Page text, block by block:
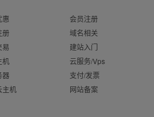
惠
册
易
机
器
主机
会员注册
域名相关
建站入门
云服务/Vps
支付/发票
网站备案